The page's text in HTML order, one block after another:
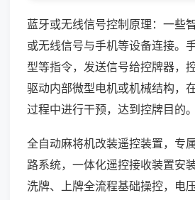
蓝牙或无线信号控制原理：一些
或无线信号与手机等设备连接。
型等指令，发送信号给控牌器，
驱动内部微型电机或机械结构，
过程中进行干预，达到控牌目的。
全自动麻将机改装遥控装置，专
路系统，一体化遥控接收装置安
洗牌、上牌全流程基础操控，电